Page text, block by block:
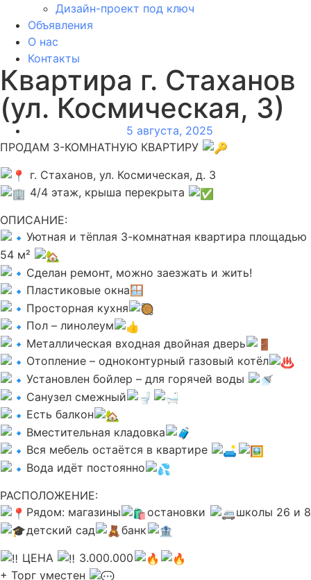
Дизайн-проект под ключ
Объявления
О нас
Контакты
Квартира г. Стаханов
(ул. Космическая, 3)
5 августа, 2025
ПРОДАМ 3-КОМНАТНУЮ КВАРТИРУ
г. Стаханов, ул. Космическая, д. 3
4/4 этаж, крыша перекрыта
ОПИСАНИЕ:
Уютная и тёплая 3-комнатная квартира площадью
54 м²
Сделан ремонт, можно заезжать и жить!
Пластиковые окна🪟
Просторная кухня
Пол – линолеум
Металлическая входная двойная дверь
Отопление – одноконтурный газовый котёл
Установлен бойлер – для горячей воды
Санузел смежный
Есть балкон
Вместительная кладовка
Вся мебель остаётся в квартире
Вода идёт постоянно
РАСПОЛОЖЕНИЕ:
Рядом: магазины
остановки
школы 26 и 8
детский сад
банк
ЦЕНА
3.000.000
+ Торг уместен